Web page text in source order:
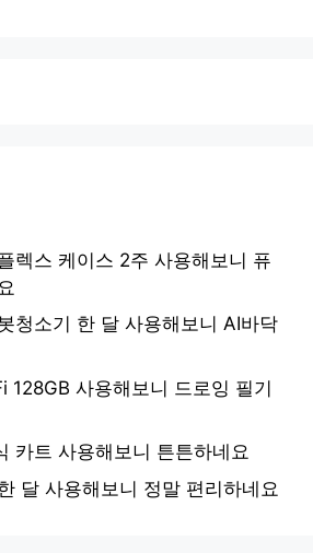
렉스 케이스 2주 사용해보니 퓨
청소기 한 달 사용해보니 AI바닥
128GB 사용해보니 드로잉 필기
카트 사용해보니 튼튼하네요
달 사용해보니 정말 편리하네요